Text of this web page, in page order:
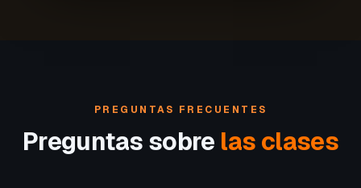
PREGUNTAS FRECUENTES
Preguntas sobre las clases